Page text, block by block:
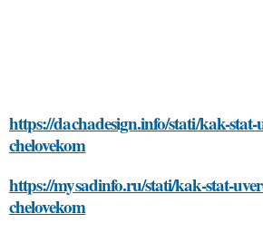
https://dachadesign.info/stati/kak-stat-
chelovekom
https://mysadinfo.ru/stati/kak-stat-
chelovekom